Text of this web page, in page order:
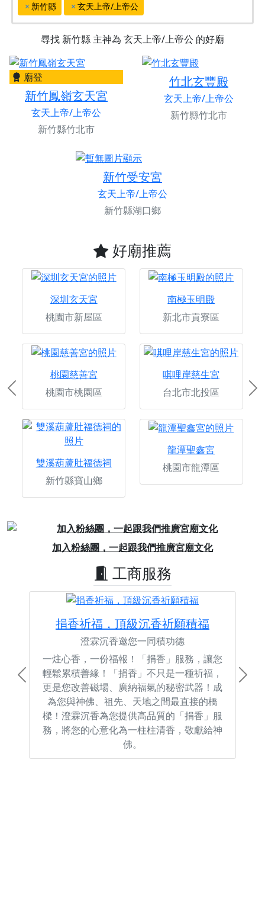
新竹縣 玄天上帝/上帝公
尋找 新竹縣 主神為 玄天上帝/上帝公 的好廟
廟登
新竹鳳嶺玄天宮
玄天上帝/上帝公
新竹縣竹北市
竹北玄豐殿
玄天上帝/上帝公
新竹縣竹北市
新竹受安宮
玄天上帝/上帝公
新竹縣湖口鄉
好廟推薦
深圳玄天宮
桃園市新屋區
南極玉明殿
新北市貢寮區
桃園慈善宮
桃園市桃園區
唭哩岸慈生宮
台北市北投區
雙溪葫蘆肚福德祠
新竹縣寶山鄉
龍潭聖鑫宮
桃園市龍潭區
Previous
加入粉絲團，一起跟我們推廣宮廟文化
Previous
工商服務
捐香祈福，頂級沉香祈願積福
澄霖沉香邀您一同積功德
一炷心香，一份福報！「捐香」服務，讓您
輕鬆累積善緣！「捐香」不只是一種祈福，
更是您改善磁場、廣納福氣的秘密武器！成
為您與神佛、祖先、天地之間最直接的橋
樑！澄霖沉香為您提供高品質的「捐香」服
務，將您的心意化為一柱柱清香，敬獻給神
佛。
Previous Next